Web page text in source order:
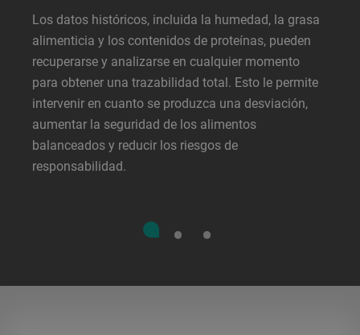
Los datos históricos, incluida la humedad, la grasa
alimenticia y los contenidos de proteínas, pueden
recuperarse y analizarse en cualquier momento
para obtener una trazabilidad total. Esto le permite
intervenir en cuanto se produzca una desviación,
aumentar la seguridad de los alimentos
balanceados y reducir los riesgos de
responsabilidad.